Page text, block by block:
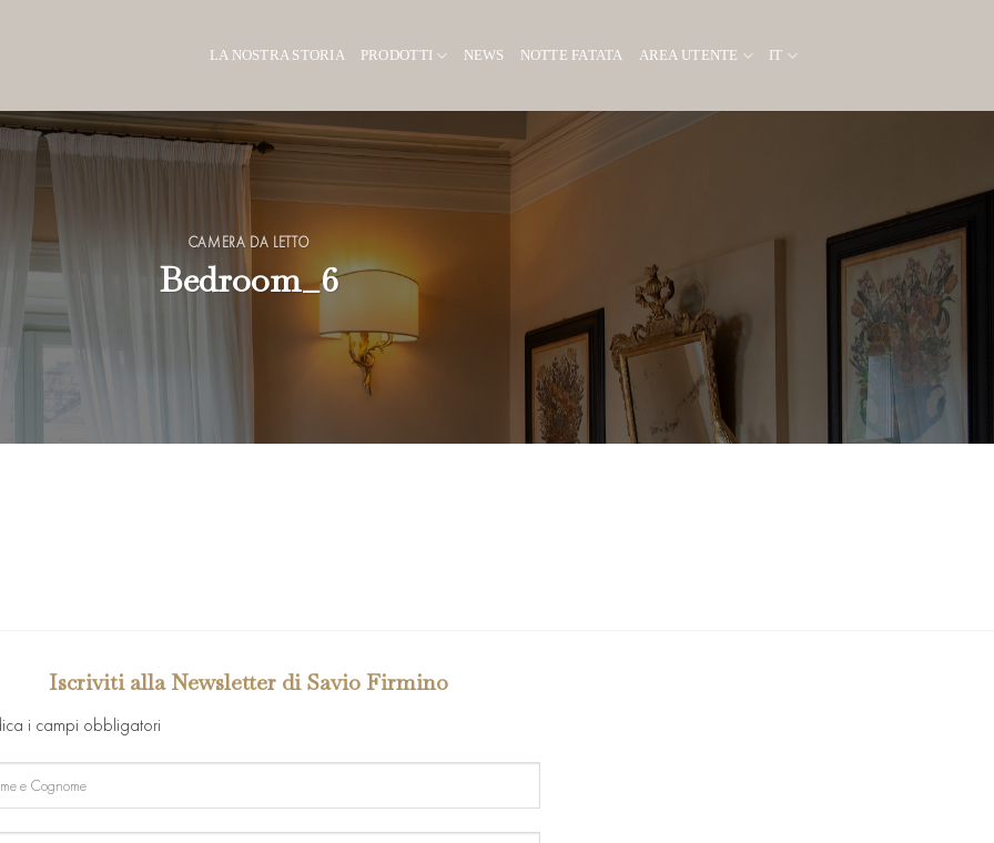
LA NOSTRA STORIA PRODOTTI NEWS NOTTE FATATA AREA UTENTE IT
CAMERA DA LETTO
Bedroom_6
Iscriviti alla Newsletter di Savio Firmino
i campi obbligatori